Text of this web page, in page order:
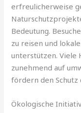
erfreulicherweise
Bedeutung.
zu reisen und
unterstützen. Viele
zunehmend auf
fördern den Schutz
Ökologische